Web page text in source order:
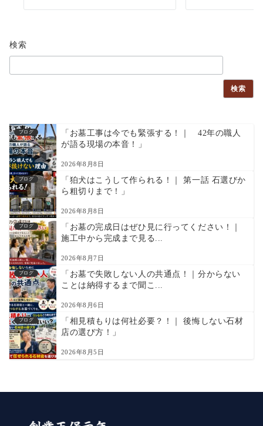
検索
検索
ブログ
「お墓工事は今でも緊張する！｜ 42年の職人
が語る現場の本音！」
2026年8月8日
ブログ
「狛犬はこうして作られる！｜ 第一話 石選びか
ら粗切りまで！」
2026年8月8日
ブログ
「お墓の完成日はぜひ見に行ってください！｜
施工中から完成まで見る...
2026年8月7日
ブログ
「お墓で失敗しない人の共通点！｜分からない
ことは納得するまで聞こ...
2026年8月6日
ブログ
「相見積もりは何社必要？！｜ 後悔しない石材
店の選び方！」
2026年8月5日